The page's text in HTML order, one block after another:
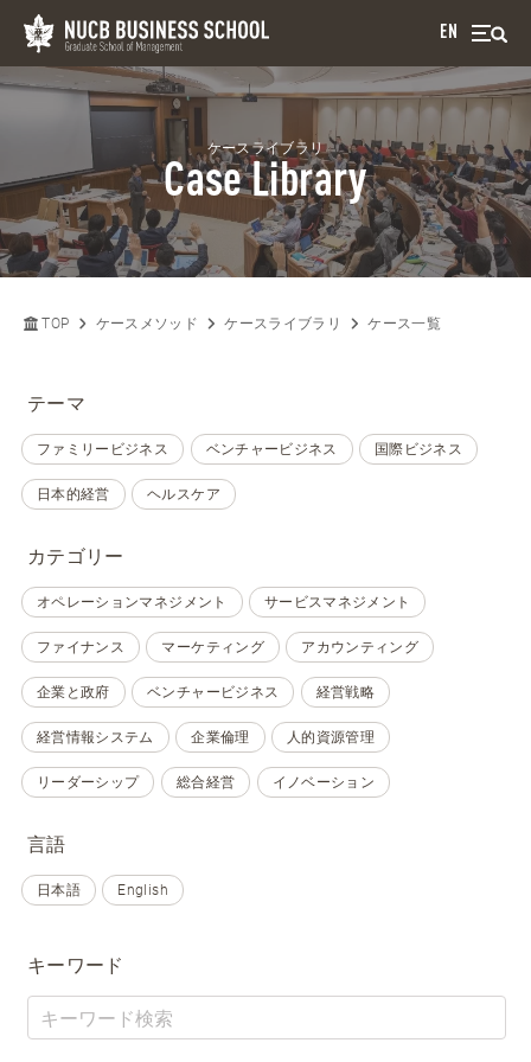
EN
ケースライブラリ
Case Library
TOP ケースメソッド ケースライブラリ ケース一覧
テーマ
ファミリービジネス ベンチャービジネス 国際ビジネス
日本的経営 ヘルスケア
カテゴリー
オペレーションマネジメント サービスマネジメント
ファイナンス マーケティング アカウンティング
企業と政府 ベンチャービジネス 経営戦略
経営情報システム 企業倫理 人的資源管理
リーダーシップ 総合経営 イノベーション
言語
日本語 English
キーワード